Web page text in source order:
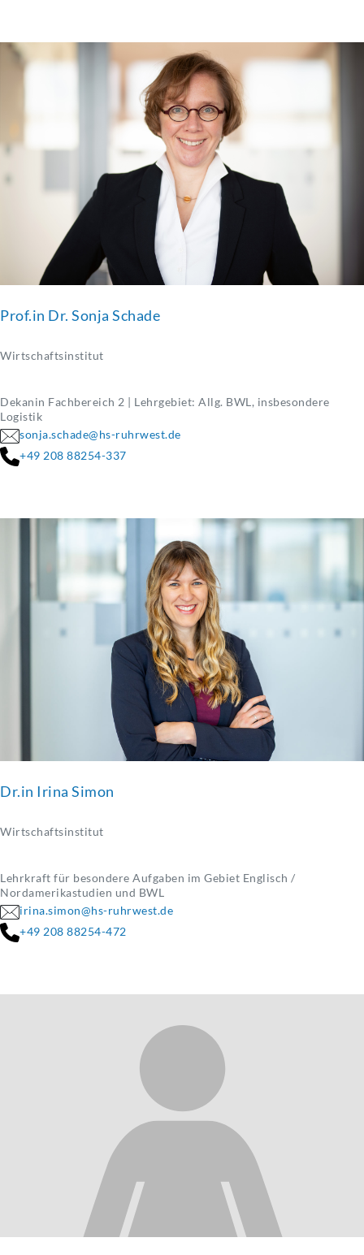
Prof.in Dr. Sonja Schade
Wirtschaftsinstitut
Dekanin Fachbereich 2 | Lehrgebiet: Allg. BWL, insbesondere
Logistik
sonja.schade@hs-ruhrwest.de
+49 208 88254-337
Dr.in Irina Simon
Wirtschaftsinstitut
Lehrkraft für besondere Aufgaben im Gebiet Englisch /
Nordamerikastudien und BWL
irina.simon@hs-ruhrwest.de
+49 208 88254-472